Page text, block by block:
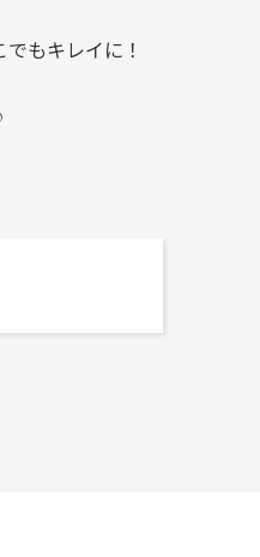
もキレイに！